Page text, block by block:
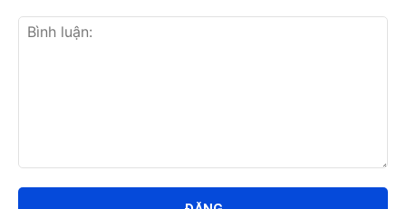
luận: